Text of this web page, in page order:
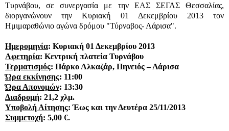
Τυρνάβου, σε συνεργασία με την ΕΑΣ ΣΕΓΑΣ Θεσσαλίας,
διοργανώνουν την Κυριακή 01 Δεκεμβρίου 2013 τον
Ημιμαραθώνιο αγώνα δρόμου "Τύρναβος- Λάρισα".
Ημερομηνία: Κυριακή 01 Δεκεμβρίου 2013
Αφετηρία: Κεντρική πλατεία Τυρνάβου
Τερματισμός: Πάρκο Αλκαζάρ, Πηνειός – Λάρισα
Ώρα εκκίνησης: 11:00
Ώρα Απονομών: 13:30
Διαδρομή: 21,2 χλμ.
Υποβολή Αίτησης: Έως και την Δευτέρα 25/11/2013
Συμμετοχή: 5,00 €.